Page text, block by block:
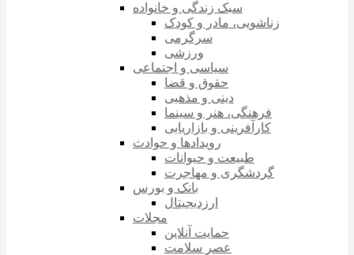
سبک زندگی و خانواده
زناشویی، مادر و کودک
سرگرمی
ورزشی
سیاسی و اجتماعی
حقوق و قضا
دینی و مذهبی
فرهنگی، هنر و سینما
کارآفرینی و بازاریابی
رویدادها و حوادث
طبیعت و حیوانات
گردشگری و مهاجرت
بانک و بورس
ارزدیجیتال
مجلات
حمایت آنلاین
عصر سلامت